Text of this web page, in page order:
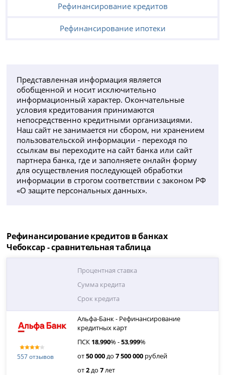
Рефинансирование кредитов
Рефинансирование ипотеки
Представленная информация является
обобщенной и носит исключительно
информационный характер. Окончательные
условия кредитования принимаются
непосредственно кредитными организациями.
Наш сайт не занимается ни сбором, ни хранением
пользовательской информации - переходя по
ссылкам вы переходите на сайт банка или сайт
партнера банка, где и заполняете онлайн форму
для осуществления последующей обработки
информации в строгом соответствии с законом РФ
«О защите персональных данных».
Рефинансирование кредитов в банках
Чебоксар - сравнительная таблица
Процентная ставка
Сумма кредита
Срок кредита
557 отзывов
Альфа-Банк - Рефинансирование
кредитных карт
ПСК 18,990% -53,999%
от50 000до7 500 000 рублей
от2до7лет